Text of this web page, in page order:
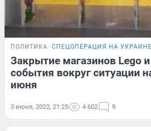
ПОЛИТИКА СПЕЦОПЕРАЦИЯ НА УКРАИНЕ
Закрытие магазинов Lego
события вокруг ситуации
июня
3 июня, 2022, 21:25 4 602 9